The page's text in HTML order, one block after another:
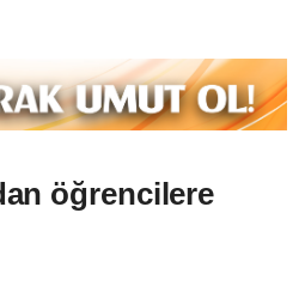
öğrencilere